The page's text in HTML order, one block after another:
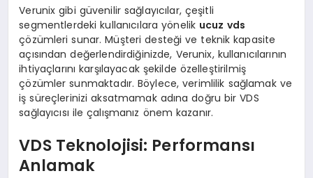
Verunix gibi güvenilir sağlayıcılar, çeşitli
segmentlerdeki kullanıcılara yönelik ucuz vds
çözümleri sunar. Müşteri desteği ve teknik kapasite
açısından değerlendirdiğinizde, Verunix, kullanıcılarının
ihtiyaçlarını karşılayacak şekilde özelleştirilmiş
çözümler sunmaktadır. Böylece, verimlilik sağlamak ve
iş süreçlerinizi aksatmamak adına doğru bir VDS
sağlayıcısı ile çalışmanız önem kazanır.
VDS Teknolojisi: Performansı
Anlamak